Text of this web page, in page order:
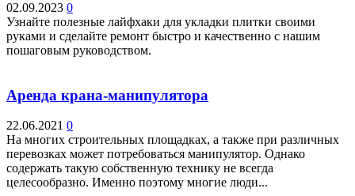
02.09.2023 0
Узнайте полезные лайфхаки для укладки плитки своими
руками и сделайте ремонт быстро и качественно с нашим
пошаговым руководством.
Аренда крана-манипулятора
22.06.2021 0
На многих строительных площадках, а также при различных
перевозках может потребоваться манипулятор. Однако
содержать такую собственную технику не всегда
целесообразно. Именно поэтому многие люди...